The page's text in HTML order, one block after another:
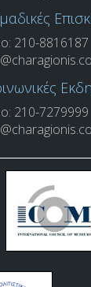
210-8816187
210-7279999